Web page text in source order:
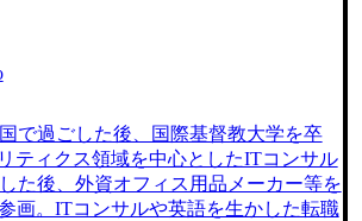
で過ごした後、国際基督教大学を卒
ティクス領域を中心としたITコンサル
た後、外資オフィス用品メーカー等を
画。ITコンサルや英語を生かした転職